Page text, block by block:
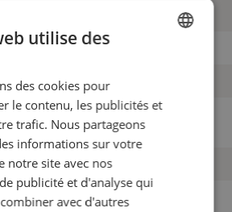
Singlemode + Multimode
Bleu
Powermeter, MM/SM, +6dBm à -70dBm,
1.25/2.5, Dimension
M10000496
Powermeter
utilise des
des cookies pour
le contenu, les publicités et
trafic. Nous partageons
informations sur votre
notre site avec nos
publicité et d'analyse qui
avec d'autres